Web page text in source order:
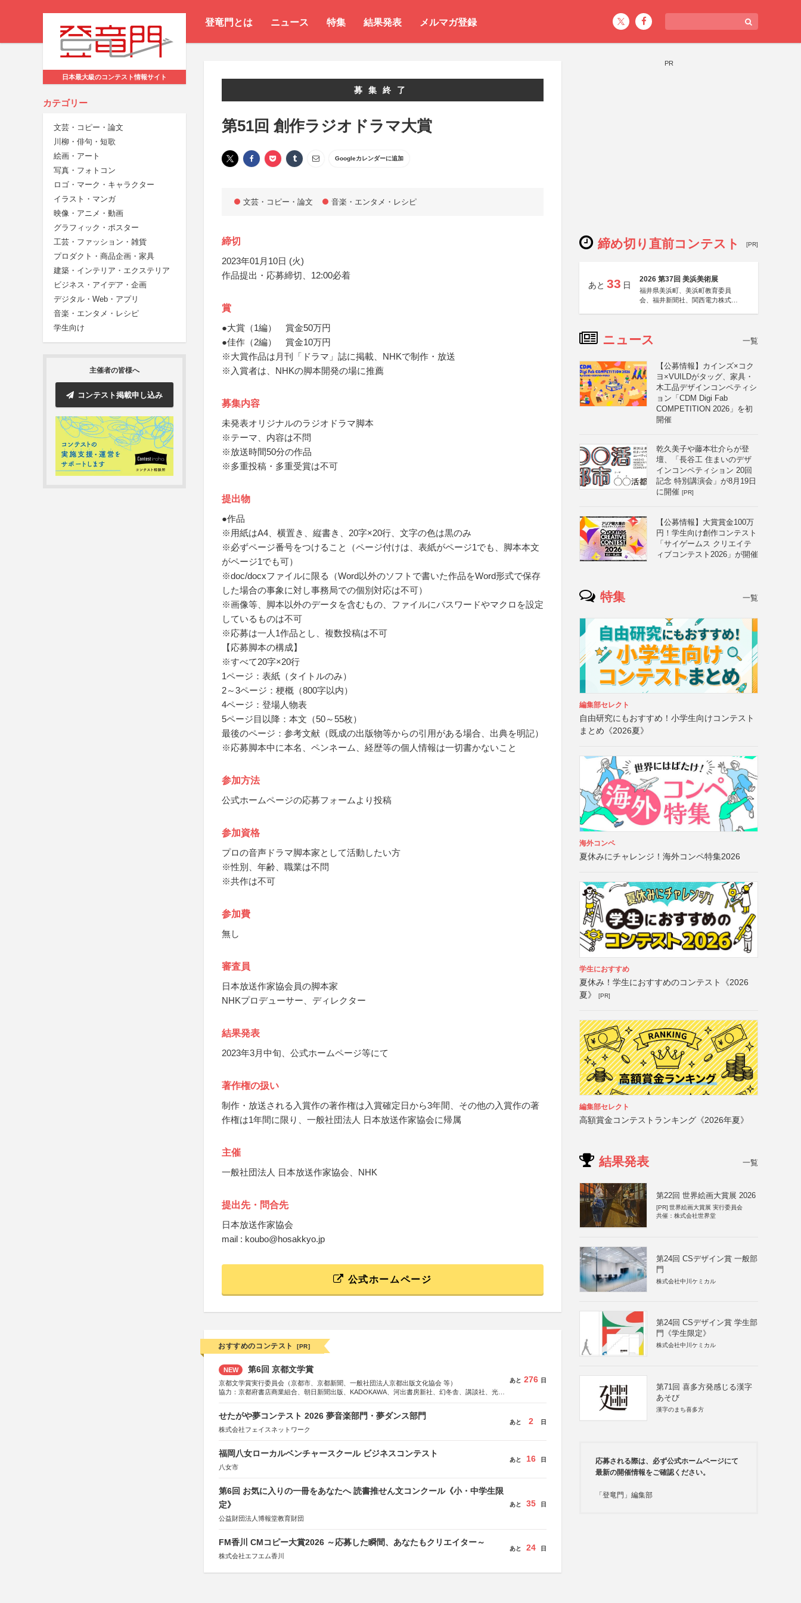
登竜門とは ニュース 特集 結果発表 メルマガ登録
日本最大級のコンテスト情報サイト
カテゴリー
文芸・コピー・論文
川柳・俳句・短歌
絵画・アート
写真・フォトコン
ロゴ・マーク・キャラクター
イラスト・マンガ
映像・アニメ・動画
グラフィック・ポスター
工芸・ファッション・雑貨
プロダクト・商品企画・家具
建築・インテリア・エクステリア
ビジネス・アイデア・企画
デジタル・Web・アプリ
音楽・エンタメ・レシピ
学生向け
主催者の皆様へ
コンテスト掲載申し込み
募集終了
第51回 創作ラジオドラマ大賞
Googleカレンダーに追加
文芸・コピー・論文 音楽・エンタメ・レシピ
締切
2023年01月10日 (火)
作品提出・応募締切、12:00必着
賞
●大賞（1編） 賞金50万円
●佳作（2編） 賞金10万円
※大賞作品は月刊「ドラマ」誌に掲載、NHKで制作・放送
※入賞者は、NHKの脚本開発の場に推薦
募集内容
未発表オリジナルのラジオドラマ脚本
※テーマ、内容は不問
※放送時間50分の作品
※多重投稿・多重受賞は不可
提出物
●作品
※用紙はA4、横置き、縦書き、20字×20行、文字の色は黒のみ
※必ずページ番号をつけること（ページ付けは、表紙がページ1でも、脚本本文
がページ1でも可）
※doc/docxファイルに限る（Word以外のソフトで書いた作品をWord形式で保存
した場合の事象に対し事務局での個別対応は不可）
※画像等、脚本以外のデータを含むもの、ファイルにパスワードやマクロを設定
しているものは不可
※応募は一人1作品とし、複数投稿は不可
【応募脚本の構成】
※すべて20字×20行
1ページ：表紙（タイトルのみ）
2～3ページ：梗概（800字以内）
4ページ：登場人物表
5ページ目以降：本文（50～55枚）
最後のページ：参考文献（既成の出版物等からの引用がある場合、出典を明記）
※応募脚本中に本名、ペンネーム、経歴等の個人情報は一切書かないこと
参加方法
公式ホームページの応募フォームより投稿
参加資格
プロの音声ドラマ脚本家として活動したい方
※性別、年齢、職業は不問
※共作は不可
参加費
無し
審査員
日本放送作家協会員の脚本家
NHKプロデューサー、ディレクター
結果発表
2023年3月中旬、公式ホームページ等にて
著作権の扱い
制作・放送される入賞作の著作権は入賞確定日から3年間、その他の入賞作の著
作権は1年間に限り、一般社団法人 日本放送作家協会に帰属
主催
一般社団法人 日本放送作家協会、NHK
提出先・問合先
日本放送作家協会
mail : koubo@hosakkyo.jp
公式ホームページ
おすすめのコンテスト [PR]
NEW 第6回 京都文学賞
京都文学賞実行委員会（京都市、京都新聞、一般社団法人京都出版文化協会 等）
協力：京都府書店商業組合、朝日新聞出版、KADOKAWA、河出書房新社、幻冬舎、講談社、光文
研究所、双葉社、文藝春秋、ポプラ社、毎日新聞出版
あと 276 日
せたがや夢コンテスト 2026 夢音楽部門・夢ダンス部門
株式会社フェイスネットワーク
あと 2 日
福岡八女ローカルベンチャースクール ビジネスコンテスト
八女市
あと 16 日
第6回 お気に入りの一冊をあなたへ 読書推せん文コンクール《小・中学生限
定》
公益財団法人博報堂教育財団
あと 35 日
FM香川 CMコピー大賞2026 ～応募した瞬間、あなたもクリエイター～
株式会社エフエム香川
あと 24 日
PR
締め切り直前コンテスト [PR]
あと 33 日
2026 第37回 美浜美術展
福井県美浜町、美浜町教育委員
会、福井新聞社、関西電力株式会
ニュース 一覧
【公募情報】カインズ×コク
ヨ×VUILDがタッグ、家具・
木工品デザインコンペティシ
ョン「CDM Digi Fab
COMPETITION 2026」を初
開催
乾久美子や藤本壮介らが登
壇、「長谷工 住まいのデザ
インコンペティション 20回
記念 特別講演会」が8月19日
に開催 [PR]
【公募情報】大賞賞金100万
円！学生向け創作コンテスト
「サイゲームス クリエイテ
ィブコンテスト2026」が開催
特集 一覧
編集部セレクト
自由研究にもおすすめ！小学生向けコンテスト
まとめ《2026夏》
海外コンペ
夏休みにチャレンジ！海外コンペ特集2026
学生におすすめ
夏休み！学生におすすめのコンテスト《2026
夏》
[PR]
編集部セレクト
高額賞金コンテストランキング《2026年夏》
結果発表 一覧
第22回 世界絵画大賞展 2026
[PR] 世界絵画大賞展 実行委員会
共催：株式会社世界堂
第24回 CSデザイン賞 一般部
門
株式会社中川ケミカル
第24回 CSデザイン賞 学生部
門《学生限定》
株式会社中川ケミカル
第71回 喜多方発感じる漢字
あそび
漢字のまち喜多方
応募される際は、必ず公式ホームページにて
最新の開催情報をご確認ください。
「登竜門」編集部